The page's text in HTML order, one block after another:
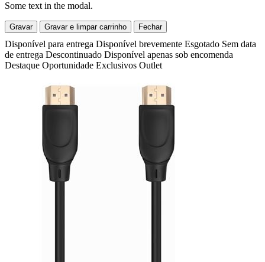
Some text in the modal.
Gravar Gravar e limpar carrinho Fechar
Disponível para entrega Disponível brevemente Esgotado Sem data
de entrega Descontinuado Disponível apenas sob encomenda
Destaque Oportunidade Exclusivos Outlet